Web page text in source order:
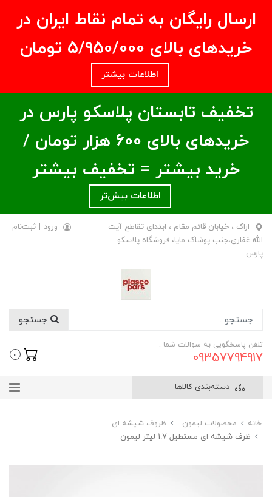
ارسال رایگان به تمام نقاط ایران در
خریدهای بالای ۵/950/000 تومان
اطلاعات بیشتر
تخفیف تابستان پلاسکو پارس در
خریدهای بالای ۶00 هزار تومان /
خرید بیشتر = تخفیف بیشتر
اطلاعات بیش‌تر
اراک ، خیابان قائم مقام ، ابتدای تقاطع آیت
الله غفاری،جنب پوشاک مایا، فروشگاه پلاسکو
پارس
ورود | ثبت‌نام
تلفن پاسخگویی به سوالات شما :
09357794917
0
دسته‌بندی کالاها
خانه محصولات لیمون
ظروف شیشه ای
ظرف شیشه ای مستطیل 1.7 لیتر لیمون